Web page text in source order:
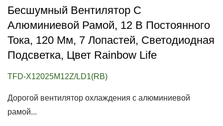
Бесшумный Вентилятор С
Алюминиевой Рамой, 12 В Постоянного
Тока, 120 Мм, 7 Лопастей, Светодиодная
Подсветка, Цвет Rainbow Life
TFD-X12025M12Z/LD1(RB)
Дорогой вентилятор охлаждения с алюминиевой
рамой...